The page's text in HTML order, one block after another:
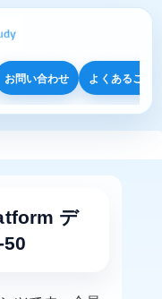
お問い合わせ よくあるご質
デ